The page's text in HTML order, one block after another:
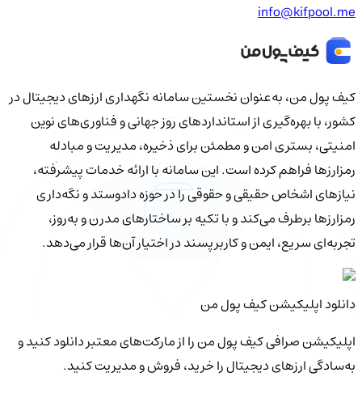
info@kifpool.me
کیف‌ پول من، به‌عنوان نخستین سامانه نگهداری ارزهای دیجیتال در
کشور، با بهره‌گیری از استانداردهای روز جهانی و فناوری‌های نوین
امنیتی، بستری امن و مطمئن برای ذخیره، مدیریت و مبادله
رمزارزها فراهم کرده است. این سامانه با ارائه خدمات پیشرفته،
نیازهای اشخاص حقیقی و حقوقی را در حوزه دادوستد و نگه‌داری
رمزارزها برطرف می‌کند و با تکیه بر ساختارهای مدرن و به‌روز،
تجربه‌ای سریع، ایمن و کاربرپسند در اختیار آن‌ها قرار می‌دهد.
دانلود اپلیکیشن کیف‌ پول من
اپلیکیشن صرافی کیف پول من را از مارکت‌های معتبر دانلود کنید و
به‌سادگی ارزهای دیجیتال را خرید، فروش و مدیریت کنید.